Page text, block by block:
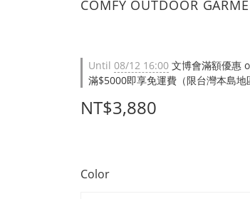
COMFY OUTDOOR
Until 08/12 16:00 文博會滿額優惠
滿$5000即享免運費（限台灣本島
NT$3,880
Color